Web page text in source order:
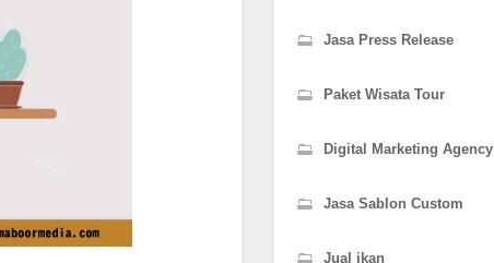
Jasa Press Release
Paket Wisata Tour
Digital Marketing Agency
Jasa Sablon Custom
Jual ikan